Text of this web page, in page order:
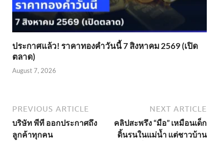
ประกาศแล้ว! ราคาทองคำวันนี้ 7 สิงหาคม 2569 (เปิด
ตลาด)
August 7, 2026
PREVIOUS ARTICLE
บริษัท พีที ออกประกาศถึง
ลูกค้าทุกคน
NEXT ARTICLE
คลิปสะพรึง “มือ” เหมือนเด็ก
ดิ้นรนในแม่น้ำ แต่ชาวบ้าน